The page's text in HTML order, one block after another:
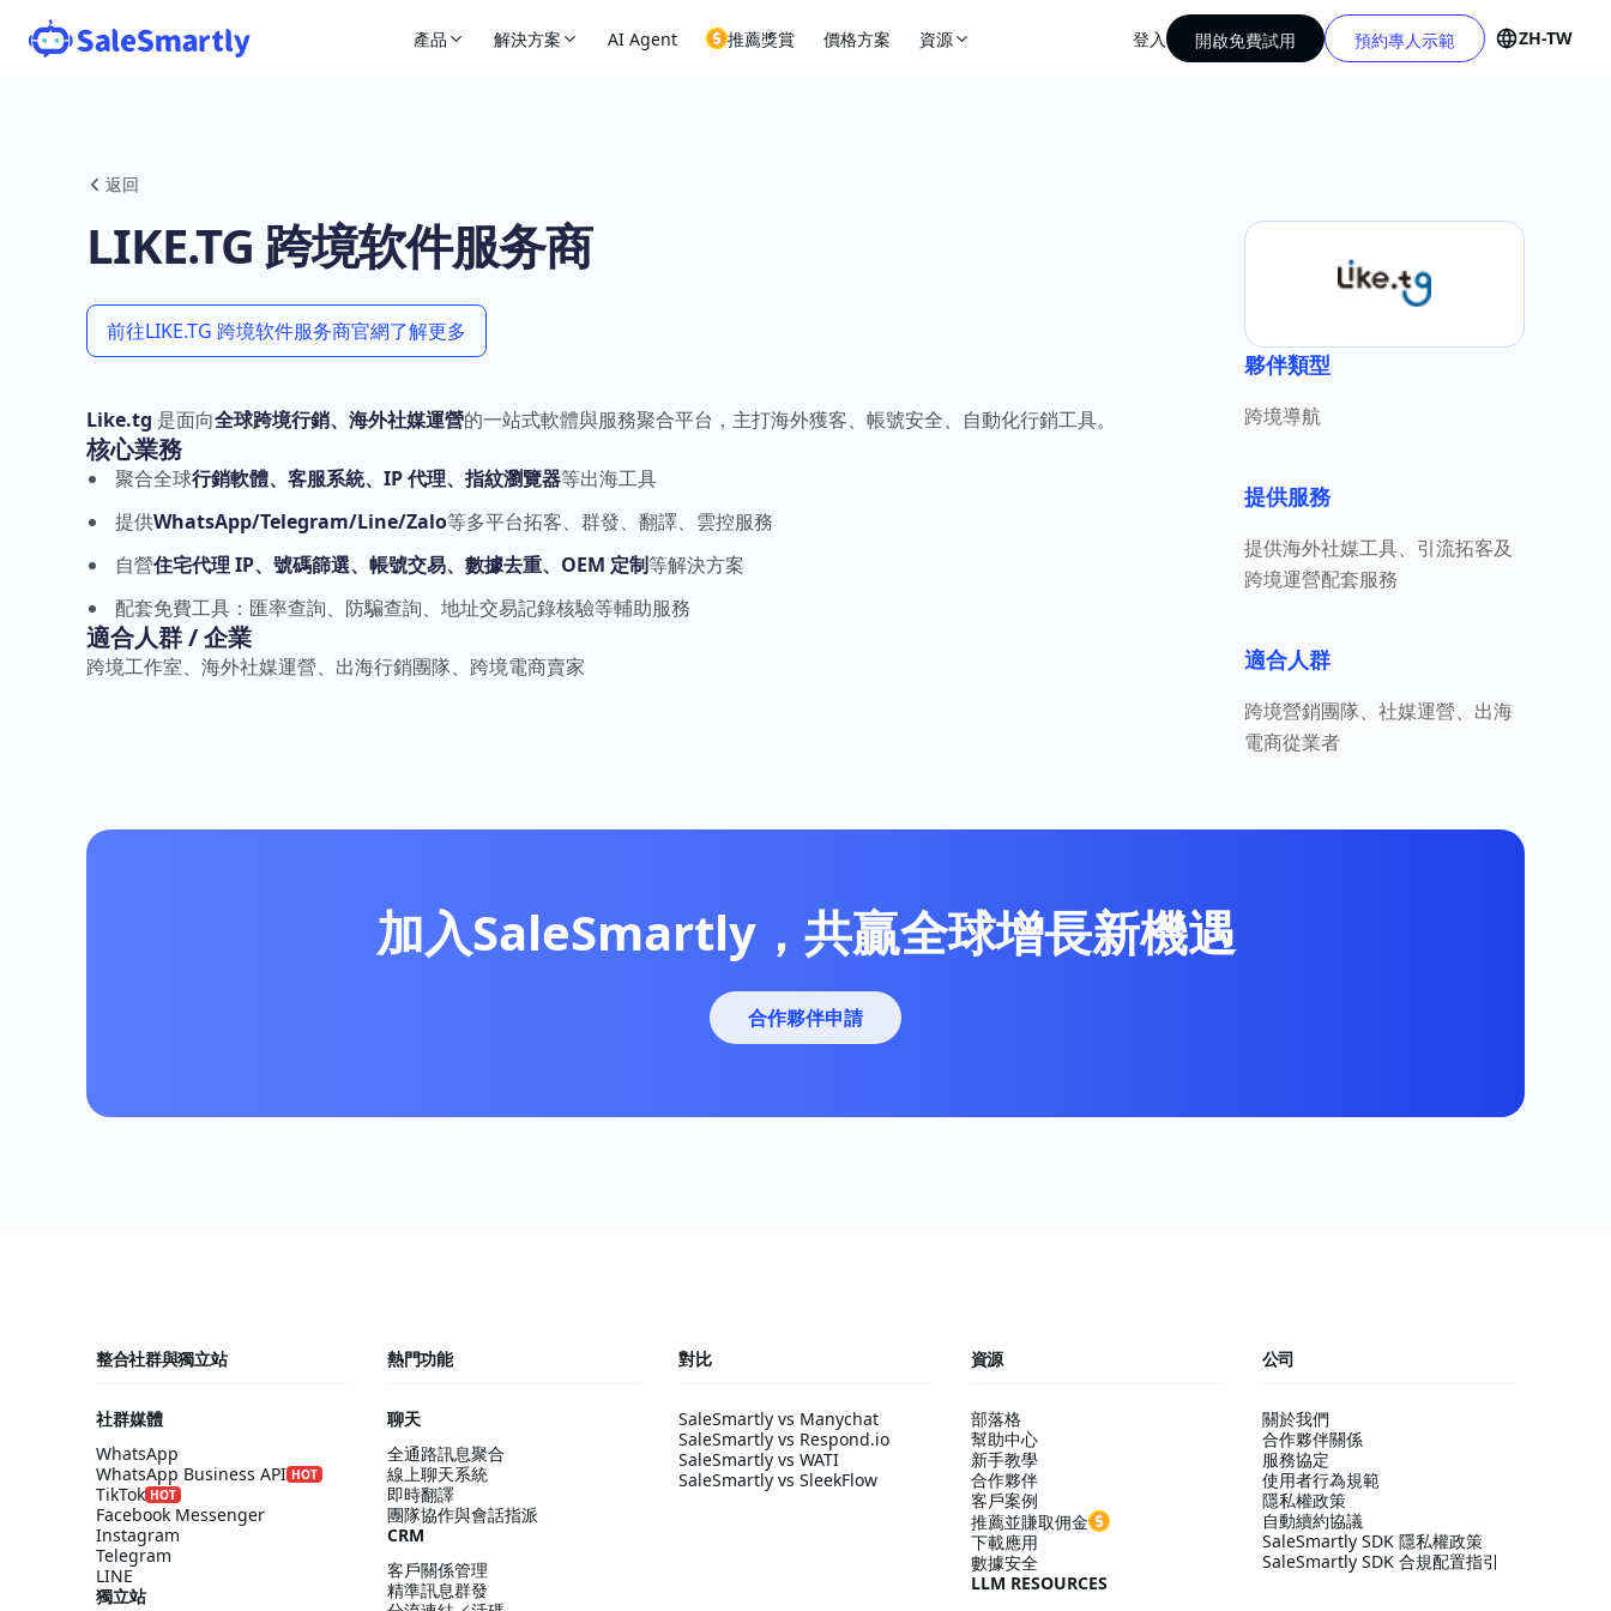
產品 解決方案 AI Agent 推薦獎賞 價格方案 資源 登入 開啟免費試用 預約專人示範 ZH-TW
返回
LIKE.TG 跨境软件服务商
前往LIKE.TG 跨境软件服务商官網了解更多
Like.tg 是面向全球跨境行銷、海外社媒運營的一站式軟體與服務聚合平台，主打海外獲客、帳號安全、自動化行銷工具。
核心業務
聚合全球行銷軟體、客服系統、IP 代理、指紋瀏覽器等出海工具
提供WhatsApp/Telegram/Line/Zalo等多平台拓客、群發、翻譯、雲控服務
自營住宅代理 IP、號碼篩選、帳號交易、數據去重、OEM 定制等解決方案
配套免費工具：匯率查詢、防騙查詢、地址交易記錄核驗等輔助服務
適合人群 / 企業
跨境工作室、海外社媒運營、出海行銷團隊、跨境電商賣家
夥伴類型
跨境導航
提供服務
提供海外社媒工具、引流拓客及
跨境運營配套服務
適合人群
跨境營銷團隊、社媒運營、出海
電商從業者
加入SaleSmartly，共贏全球增長新機遇
合作夥伴申請
整合社群與獨立站
社群媒體
WhatsApp
WhatsApp Business API HOT
TikTok HOT
Facebook Messenger
Instagram
Telegram
LINE
獨立站
熱門功能
聊天
全通路訊息聚合
線上聊天系統
即時翻譯
團隊協作與會話指派
CRM
客戶關係管理
精準訊息群發
對比
SaleSmartly vs Manychat
SaleSmartly vs Respond.io
SaleSmartly vs WATI
SaleSmartly vs SleekFlow
資源
部落格
幫助中心
新手教學
合作夥伴
客戶案例
推薦並賺取佣金
下載應用
數據安全
LLM RESOURCES
公司
關於我們
合作夥伴關係
服務協定
使用者行為規範
隱私權政策
自動續約協議
SaleSmartly SDK 隱私權政策
SaleSmartly SDK 合規配置指引